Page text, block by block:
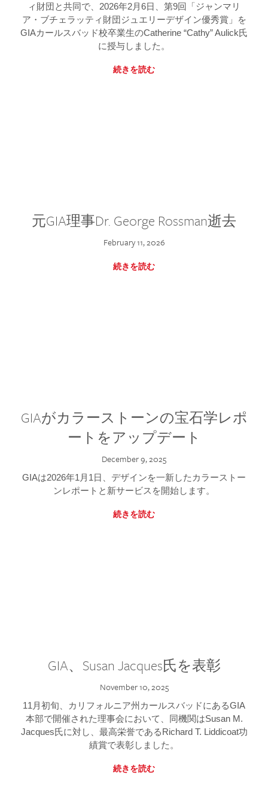
ィ財団と共同で、2026年2月6日、第9回「ジャンマリ
ア・ブチェラッティ財団ジュエリーデザイン優秀賞」を
GIAカールスバッド校卒業生のCatherine “Cathy” Aulick氏
に授与しました。
続きを読む
元GIA理事Dr. George Rossman逝去
February 11, 2026
続きを読む
GIAがカラーストーンの宝石学レポ
ートをアップデート
December 9, 2025
GIAは2026年1月1日、デザインを一新したカラーストー
ンレポートと新サービスを開始します。
続きを読む
GIA、Susan Jacques氏を表彰
November 10, 2025
11月初旬、カリフォルニア州カールスバッドにあるGIA
本部で開催された理事会において、同機関はSusan M.
Jacques氏に対し、最高栄誉であるRichard T. Liddicoat功
績賞で表彰しました。
続きを読む